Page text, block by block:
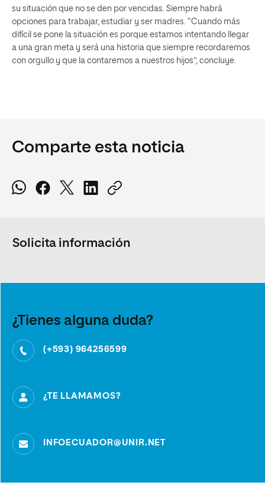
su situación que no se den por vencidas. Siempre habrá
opciones para trabajar, estudiar y ser madres. “Cuando más
difícil se pone la situación es porque estamos intentando llegar
a una gran meta y será una historia que siempre recordaremos
con orgullo y que la contaremos a nuestros hijos”, concluye.
Comparte esta noticia
Solicita información
¿Tienes alguna duda?
(+593) 964256599
¿TE LLAMAMOS?
INFOECUADOR@UNIR.NET